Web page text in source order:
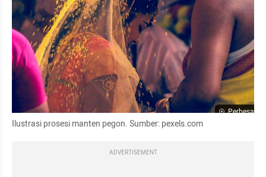
Perbesar
Ilustrasi prosesi manten pegon. Sumber: pexels.com
ADVERTISEMENT